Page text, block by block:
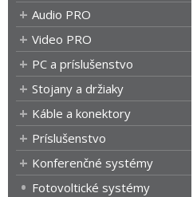
Audio PRO
Video PRO
PC a príslušenstvo
Stojany a držiaky
Káble a konektory
Príslušenstvo
Konferenčné systémy
Fotovoltické systémy